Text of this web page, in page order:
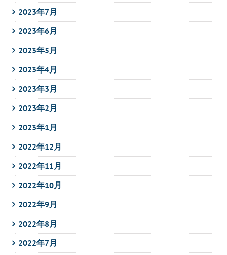
2023年7月
2023年6月
2023年5月
2023年4月
2023年3月
2023年2月
2023年1月
2022年12月
2022年11月
2022年10月
2022年9月
2022年8月
2022年7月